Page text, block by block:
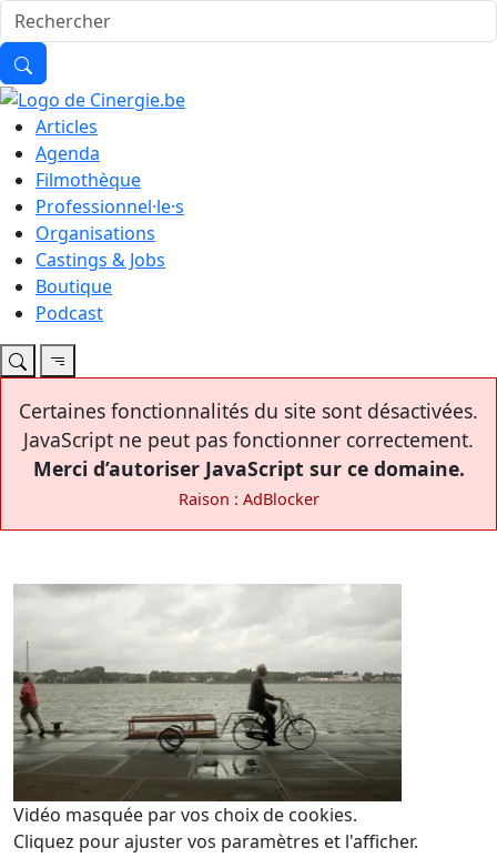
Articles
Agenda
Filmothèque
Professionnel·le·s
Organisations
Castings & Jobs
Boutique
Podcast
Certaines fonctionnalités du site sont désactivées.
JavaScript ne peut pas fonctionner correctement.
Merci d’autoriser JavaScript sur ce domaine.
Raison : AdBlocker
Vidéo masquée par vos choix de cookies.
Cliquez pour ajuster vos paramètres et l'afficher.